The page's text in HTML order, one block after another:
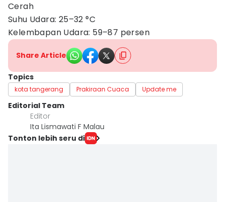
Cerah
Suhu Udara: 25–32 °C
Kelembapan Udara: 59–87 persen
Share Article
Topics
kota tangerang Prakiraan Cuaca Update me
Editorial Team
Editor
Ita Lismawati F Malau
Tonton lebih seru di